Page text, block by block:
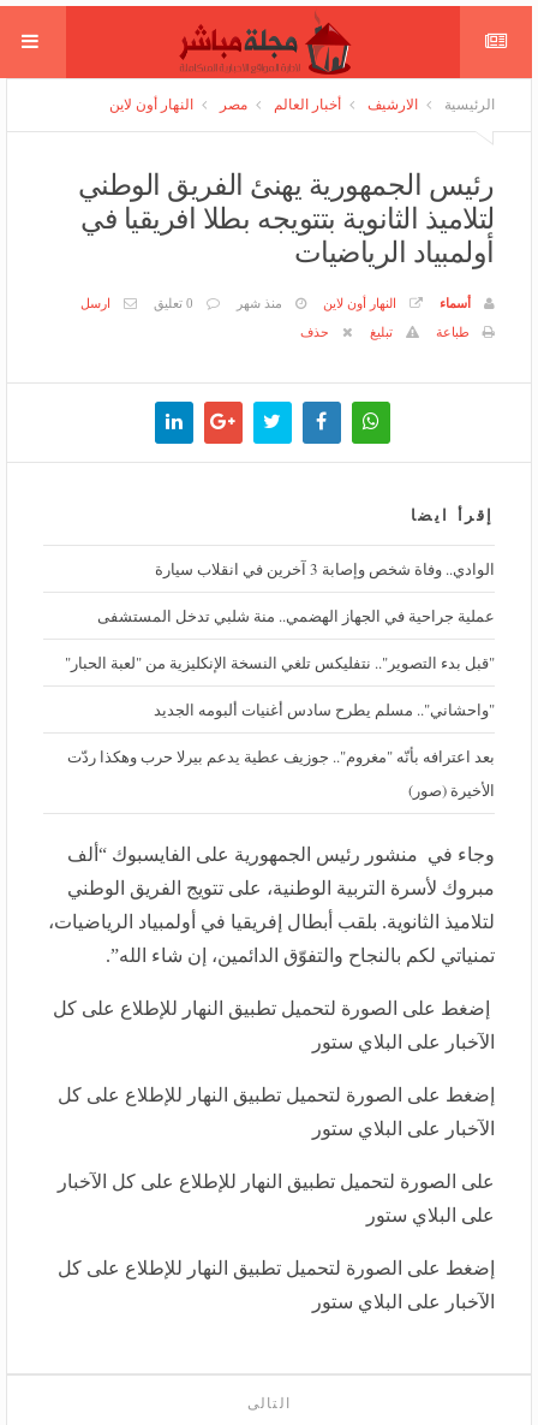
الرئيسية الارشيف أخبار العالم النهار أون لاين
رئيس الجمهورية يهنئ الفريق الوطني
لتلاميذ الثانوية بتتويجه بطلا افريقيا في
أولمبياد الرياضيات
أسماء النهار أون لاين منذ شهر
ارسل
طباعة
تبليغ حذف
إقرأ ايضا
الوادي.. وفاة شخص وإصابة 3 آخرين في انقلاب سيارة
عملية جراحية في الجهاز الهضمي.. منة شلبي تدخل المستشفى
"قبل بدء التصوير".. نتفليكس تلغي النسخة الإنكليزية من "لعبة الحبار"
"واحشاني".. مسلم يطرح سادس أغنيات ألبومه الجديد
بعد اعترافه بأنّه "مغروم".. جوزيف عطية يدعم بيرلا حرب وهكذا ردّت
الأخيرة (صور)
وجاء في منشور رئيس الجمهورية على الفايسبوك “ألف
مبروك لأسرة التربية الوطنية، على تتويج الفريق الوطني
لتلاميذ الثانوية. بلقب أبطال إفريقيا في أولمبياد الرياضيات،
تمنياتي لكم بالنجاح والتفوّق الدائمين، إن شاء الله”.
إضغط على الصورة لتحميل تطبيق النهار للإطلاع على كل
الآخبار على البلاي ستور
إضغط على الصورة لتحميل تطبيق النهار للإطلاع على كل
الآخبار على البلاي ستور
على الصورة لتحميل تطبيق النهار للإطلاع على كل الآخبار
على البلاي ستور
إضغط على الصورة لتحميل تطبيق النهار للإطلاع على كل
الآخبار على البلاي ستور
التالى